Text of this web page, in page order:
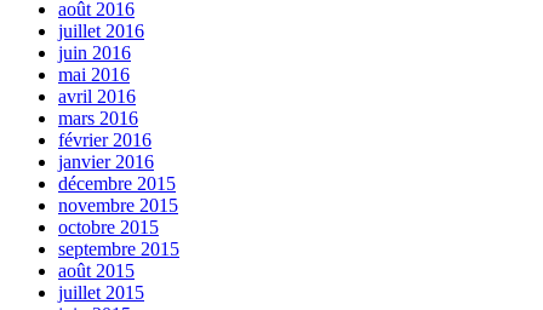
août 2016
juillet 2016
juin 2016
mai 2016
avril 2016
mars 2016
février 2016
janvier 2016
décembre 2015
novembre 2015
octobre 2015
septembre 2015
août 2015
juillet 2015